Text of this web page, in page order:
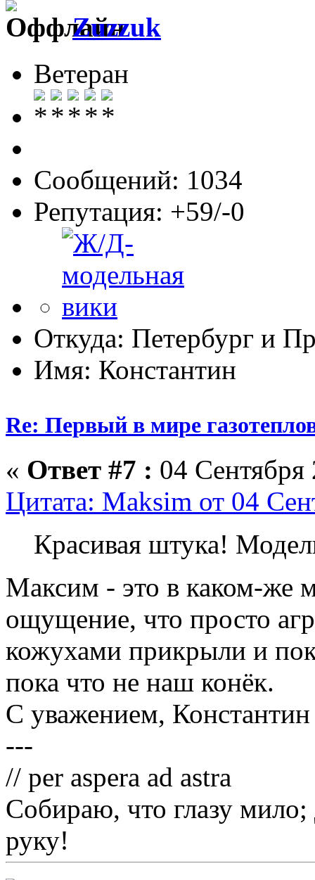
Zuzzuk
Ветеран
Сообщений: 1034
Репутация: +59/-0
Откуда: Петербург и
Имя: Константин
Re: Первый в мире
« Ответ #7 : 04
Цитата: Maksim от 04
Красивая штука!
Максим - это в каком-же
ощущение, что просто
кожухами прикрыли и
пока что не наш конёк.
С уважением, Константин
---
// per aspera ad astra
Собираю, что глазу
руку!